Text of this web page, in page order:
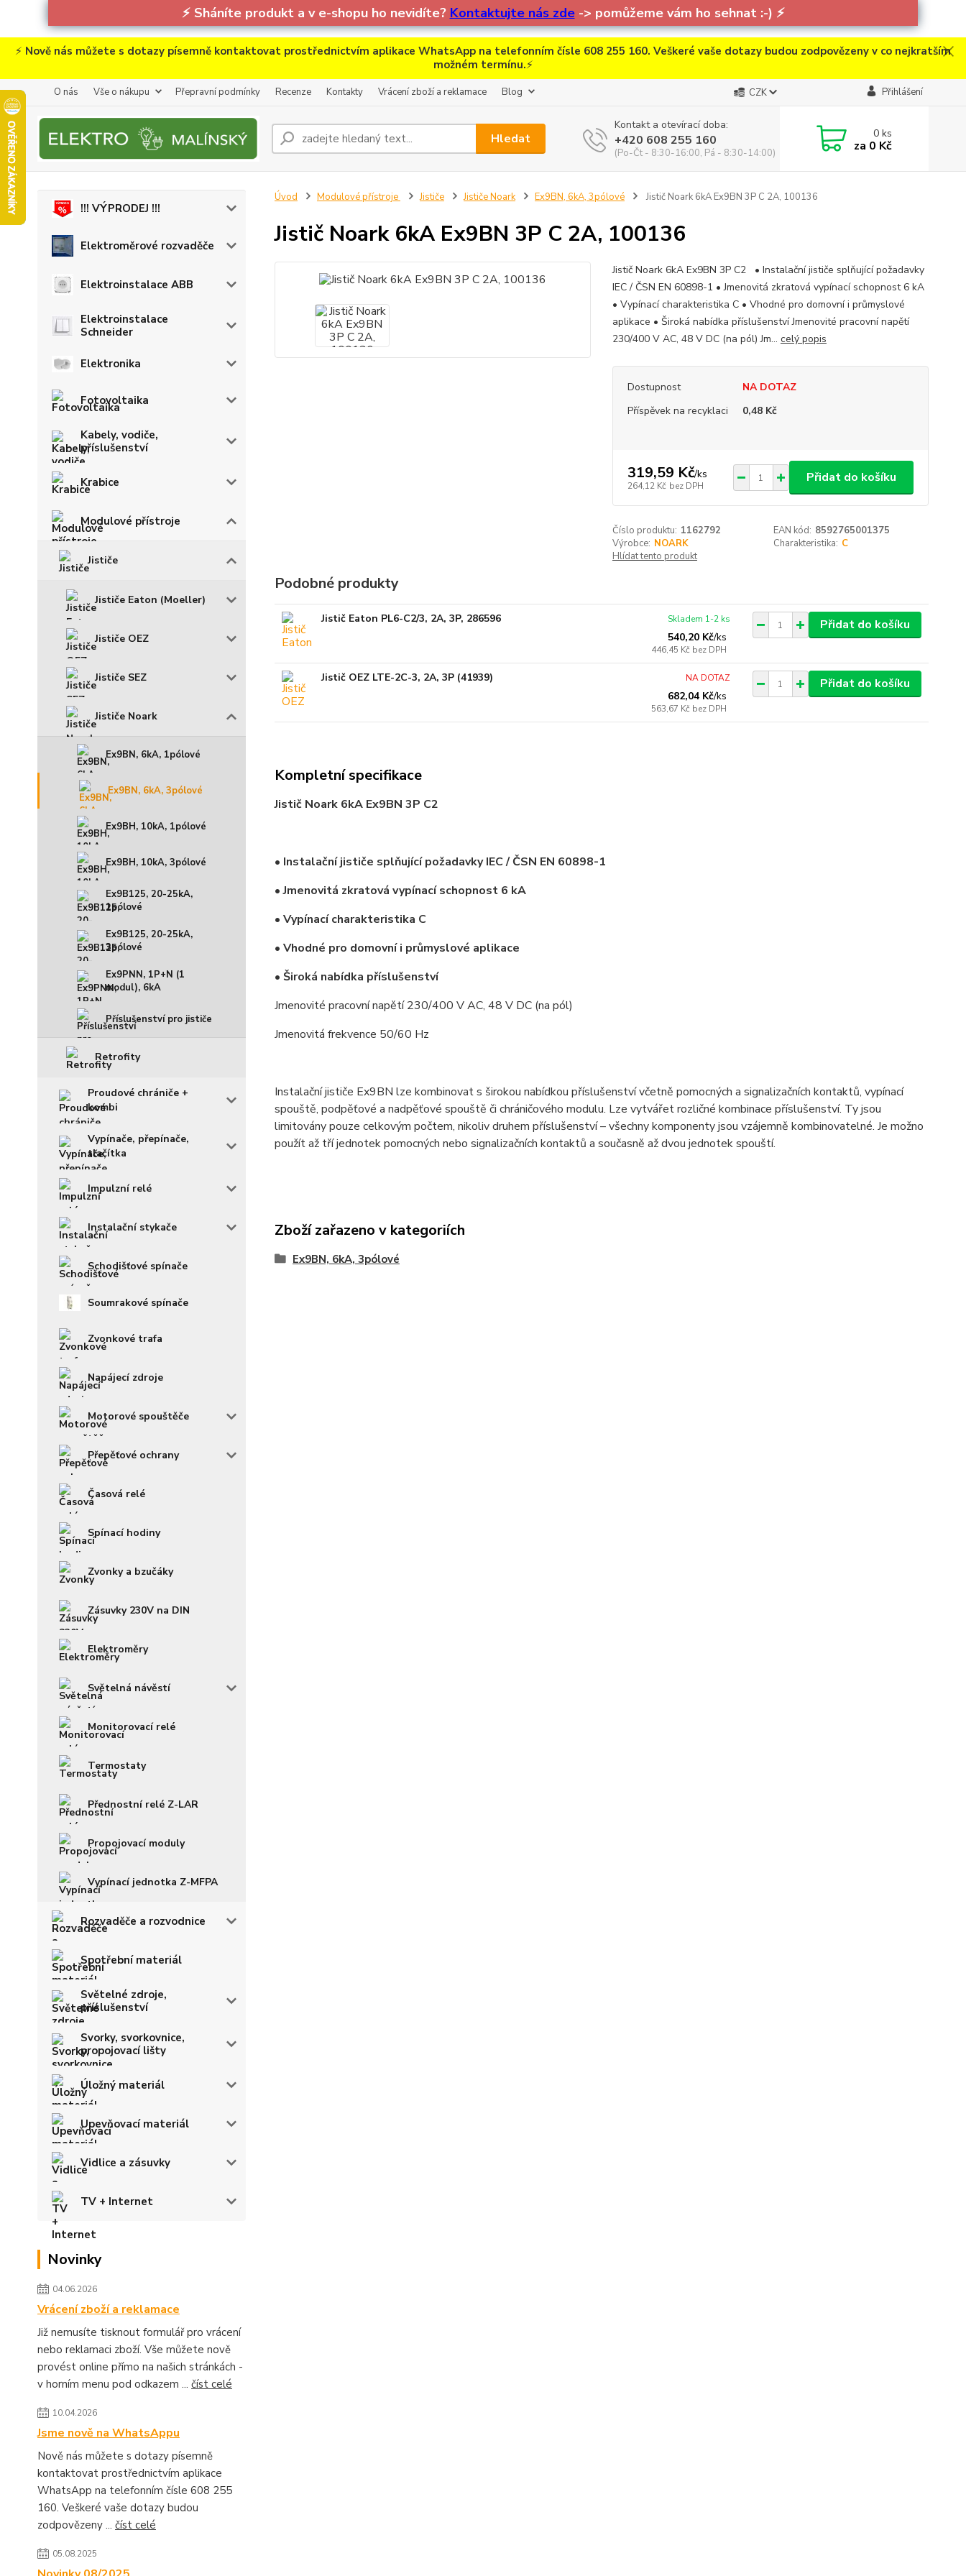
⚡ Sháníte produkt a v e-shopu ho nevidíte? Kontaktujte nás zde-> pomůžeme vám ho sehnat :-) ⚡
⚡ Nově nás můžete s dotazy písemně kontaktovat prostřednictvím aplikace WhatsApp na telefonním čísle 608 255 160. Veškeré vaše dotazy budou zodpovězeny v co nejkratším
možném termínu.⚡
O nás Vše o nákupu Přepravní podmínky Recenze Kontakty Vrácení zboží a reklamace Blog CZK Přihlášení
Hledat
Kontakt a otevírací doba:
+420 608 255 160
(Po-Čt - 8:30-16:00, Pá - 8:30-14:00)
0ks
za 0 Kč
!!! VÝPRODEJ !!!
Elektroměrové rozvaděče
Elektroinstalace ABB
Elektroinstalace
Schneider
Elektronika
Fotovoltaika
Kabely, vodiče,
příslušenství
Krabice
Modulové přístroje
Jističe
Jističe Eaton (Moeller)
Jističe OEZ
Jističe SEZ
Jističe Noark
Ex9BN, 6kA, 1pólové
Ex9BN, 6kA, 3pólové
Ex9BH, 10kA, 1pólové
Ex9BH, 10kA, 3pólové
Ex9B125, 20-25kA,
1pólové
Ex9B125, 20-25kA,
3pólové
Ex9PNN, 1P+N (1
modul), 6kA
Příslušenství pro jističe
Retrofity
Proudové chrániče +
kombi
Vypínače, přepínače,
tlačítka
Impulzní relé
Instalační stykače
Schodišťové spínače
Soumrakové spínače
Zvonkové trafa
Napájecí zdroje
Motorové spouštěče
Přepěťové ochrany
Časová relé
Spínací hodiny
Zvonky a bzučáky
Zásuvky 230V na DIN
Elektroměry
Světelná návěstí
Monitorovací relé
Termostaty
Přednostní relé Z-LAR
Propojovací moduly
Vypínací jednotka Z-MFPA
Rozvaděče a rozvodnice
Spotřební materiál
Světelné zdroje,
příslušenství
Svorky, svorkovnice,
propojovací lišty
Úložný materiál
Upevňovací materiál
Vidlice a zásuvky
TV + Internet
Novinky
04.06.2026
Vrácení zboží a reklamace
Již nemusíte tisknout formulář pro vrácení
nebo reklamaci zboží. Vše můžete nově
provést online přímo na našich stránkách -
v horním menu pod odkazem ... číst celé
10.04.2026
Jsme nově na WhatsAppu
Nově nás můžete s dotazy písemně
kontaktovat prostřednictvím aplikace
WhatsApp na telefonním čísle 608 255
160. Veškeré vaše dotazy budou
zodpovězeny ... číst celé
05.08.2025
Úvod Modulové přístroje Jističe Jističe Noark Ex9BN, 6kA, 3pólové Jistič Noark 6kA Ex9BN 3P C 2A, 100136
Jistič Noark 6kA Ex9BN 3P C 2A, 100136
Jistič Noark 6kA Ex9BN 3P C2 • Instalační jističe splňující požadavky
IEC / ČSN EN 60898-1 • Jmenovitá zkratová vypínací schopnost 6 kA
• Vypínací charakteristika C • Vhodné pro domovní i průmyslové
aplikace • Široká nabídka příslušenství Jmenovité pracovní napětí
230/400 V AC, 48 V DC (na pól) Jm... celý popis
Dostupnost
NA DOTAZ
Příspěvek na recyklaci
0,48 Kč
319,59 Kč/ks
264,12 Kč bez DPH
Přidat do košíku
Číslo produktu: 1162792 EAN kód: 8592765001375
Výrobce: NOARK Charakteristika: C
Hlídat tento produkt
Podobné produkty
Jistič Eaton PL6-C2/3, 2A, 3P, 286596
540,20 Kč/ks
446,45 Kč bez DPH
Skladem 1-2 ks Přidat do košíku
Jistič OEZ LTE-2C-3, 2A, 3P (41939)
682,04 Kč/ks
563,67 Kč bez DPH
NA DOTAZ Přidat do košíku
Kompletní specifikace
Jistič Noark 6kA Ex9BN 3P C2
• Instalační jističe splňující požadavky IEC / ČSN EN 60898-1
• Jmenovitá zkratová vypínací schopnost 6 kA
• Vypínací charakteristika C
• Vhodné pro domovní i průmyslové aplikace
• Široká nabídka příslušenství
Jmenovité pracovní napětí 230/400 V AC, 48 V DC (na pól)
Jmenovitá frekvence 50/60 Hz
Instalační jističe Ex9BN lze kombinovat s širokou nabídkou příslušenství včetně pomocných a signalizačních kontaktů, vypínací
spouště, podpěťové a nadpěťové spouště či chráničového modulu. Lze vytvářet rozličné kombinace příslušenství. Ty jsou
limitovány pouze celkovým počtem, nikoliv druhem příslušenství – všechny komponenty jsou vzájemně kombinovatelné. Je možno
použít až tří jednotek pomocných nebo signalizačních kontaktů a současně až dvou jednotek spouští.
Zboží zařazeno v kategoriích
Ex9BN, 6kA, 3pólové